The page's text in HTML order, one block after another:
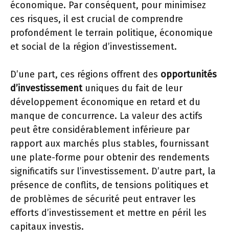
économique. Par conséquent, pour minimisez
ces risques, il est crucial de comprendre
profondément le terrain politique, économique
et social de la région d’investissement.
D’une part, ces régions offrent des opportunités
d’investissement uniques du fait de leur
développement économique en retard et du
manque de concurrence. La valeur des actifs
peut être considérablement inférieure par
rapport aux marchés plus stables, fournissant
une plate-forme pour obtenir des rendements
significatifs sur l’investissement. D’autre part, la
présence de conflits, de tensions politiques et
de problèmes de sécurité peut entraver les
efforts d’investissement et mettre en péril les
capitaux investis.